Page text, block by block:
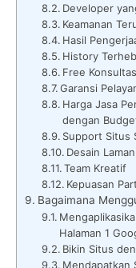
Developer
Keamanan
Hasil
History
Free
Garansi
Harga Jasa
dengan
Support Situs
Desain
Team Kreatif
Kepuasan
Bagaimana
Halaman 1
Bikin Situs
Mendapatkan